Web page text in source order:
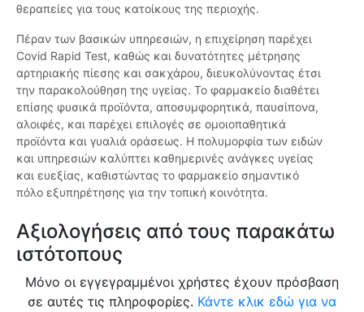
θεραπείες για τους κατοίκους της περιοχής.
Πέραν των βασικών υπηρεσιών, η επιχείρηση παρέχει
Covid Rapid Test, καθώς και δυνατότητες μέτρησης
αρτηριακής πίεσης και σακχάρου, διευκολύνοντας έτσι
την παρακολούθηση της υγείας. Το φαρμακείο διαθέτει
επίσης φυσικά προϊόντα, αποσυμφορητικά, παυσίπονα,
αλοιφές, και παρέχει επιλογές σε ομοιοπαθητικά
προϊόντα και γυαλιά οράσεως. Η πολυμορφία των ειδών
και υπηρεσιών καλύπτει καθημερινές ανάγκες υγείας
και ευεξίας, καθιστώντας το φαρμακείο σημαντικό
πόλο εξυπηρέτησης για την τοπική κοινότητα.
Αξιολογήσεις από τους παρακάτω
ιστότοπους
Μόνο οι εγγεγραμμένοι χρήστες έχουν πρόσβαση
σε αυτές τις πληροφορίες. Κάντε κλικ εδώ για να